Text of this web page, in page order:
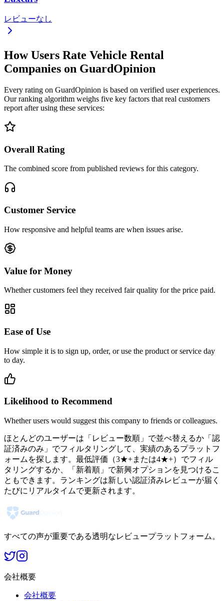
レビューなし
How Users Rate Vehicle Rental
Companies on GuardOpinion
Every rating on GuardOpinion is based on verified user experiences.
Our ranking algorithm weighs five key factors that real customers
report after using these services:
Overall Rating
The combined score from published reviews for this category.
Customer Service
How responsive and helpful teams are when issues arise.
Value for Money
Whether customers feel they received fair quality for the price paid.
Ease of Use
How simple it is to sign up, order, or use the product or service day
to day.
Likelihood to Recommend
Whether users would suggest this company to friends or colleagues.
ほとんどのユーザーは「レビュー数順」で並べ替えるか「認
証済みのみ」でフィルタリングして、実績のあるプラットフ
ォームを探します。最低評価（3★+または4★+）でフィル
タリングするか、「新着順」で新興オプションを見つけるこ
ともできます。ランキングは新しい認証済みレビューが届く
たびにリアルタイムで更新されます。
すべての声が重要である透明なレビュープラットフォーム。
会社概要
会社概要